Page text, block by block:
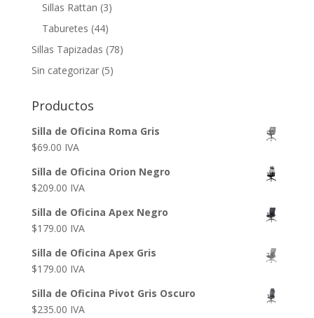
Sillas Rattan (3)
Taburetes (44)
Sillas Tapizadas (78)
Sin categorizar (5)
Productos
Silla de Oficina Roma Gris
$69.00 IVA
Silla de Oficina Orion Negro
$209.00 IVA
Silla de Oficina Apex Negro
$179.00 IVA
Silla de Oficina Apex Gris
$179.00 IVA
Silla de Oficina Pivot Gris Oscuro
$235.00 IVA